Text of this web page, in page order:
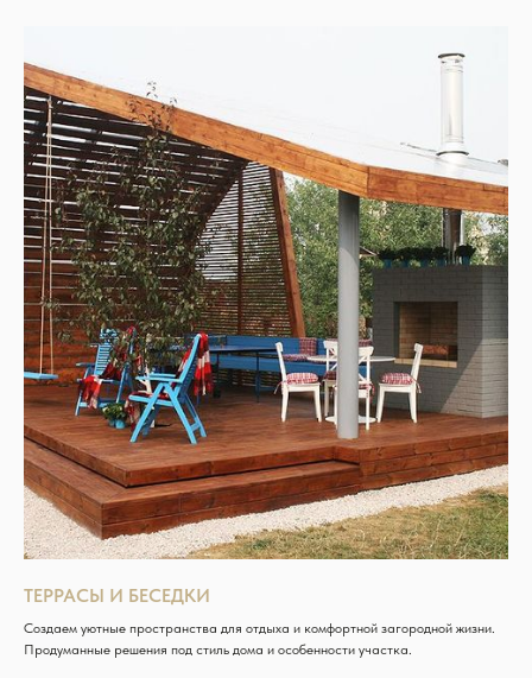
ТЕРРАСЫ И БЕСЕДКИ
Создаем уютные пространства для отдыха и комфортной загородной жизни.
Продуманные решения под стиль дома и особенности участка.